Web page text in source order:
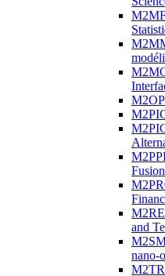
Fusion
and
nano-